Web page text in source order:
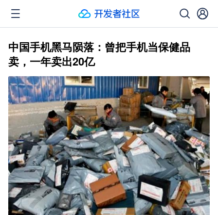
中国手机黑马陨落：曾把手机当保健品
卖，一年卖出20亿